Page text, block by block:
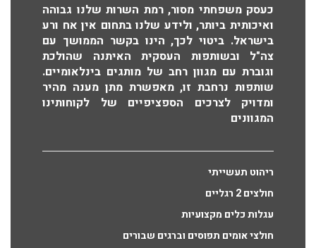
כעסק משפחתי מסור, רמת השרות שלנו גבוהה
ואיכותית ביותר, ולידע שלנו בתחום אין אח ורע
בישראל. ביטוי לכך, הינו בקשר הממושך עם
צה"ל ובשותפות העסקית האיתנה שהולכת
וגוברת עם מגוון רחב של מותגים בינלאומיים.
שותפות נרחבת זו, מאפשרת מתן מענה מהיר
ומדויק לצרכים הספציפיים של לקוחותינו
המגוונים
ריהוט תעשייתי
חולצים 2 רגליים
עגלות כלים מקצועיות
חולצי אומים תפוסים וברגים שבורים